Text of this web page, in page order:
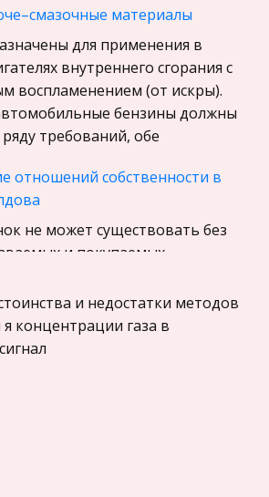
реклама
право
и права
государства и
экономика предприятия,
законодательство
экономические и валютно-
материалы
для применения в
внутреннего сгорания с
воспламенением (от искры).
бензины должны
требований, обе
отношений собственности в
не может существовать без
и покупаемых
преобразования отношений
в последствии
Егорович
руководитель (с 1918)
* * * ЖУКОВСКИЙ Николай
1847, село Орехово
и недостатки методов
концентрации газа в